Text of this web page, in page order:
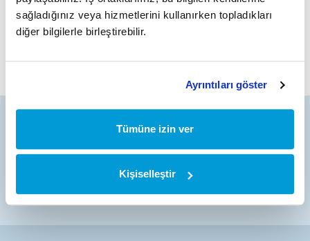
sağladığınız veya hizmetlerini kullanırken topladıkları
diğer bilgilerle birleştirebilir.
Ayrıntıları göster
Tümüne izin ver
Kişiselleştir